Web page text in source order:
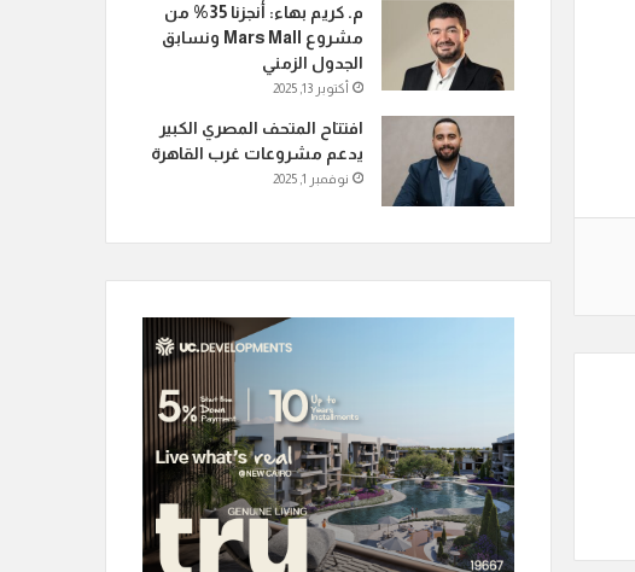
م. كريم بهاء: أنجزنا 35% من
مشروع Mars Mall ونسابق
الجدول الزمني
أكتوبر 13, 2025
افتتاح المتحف المصري الكبير
يدعم مشروعات غرب القاهرة
نوفمبر 1, 2025